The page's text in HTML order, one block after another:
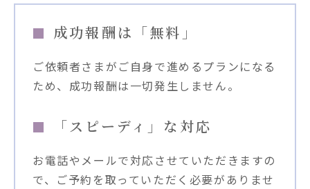
成功報酬は「無料」
ご依頼者さまがご自身で進めるプランになる
ため、成功報酬は一切発生しません。
「スピーディ」な対応
お電話やメールで対応させていただきますの
で、ご予約を取っていただく必要がありませ